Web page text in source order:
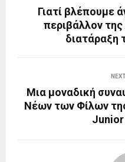
Γιατί βλέπουμε
περιβάλλον
διατάραξη
Μια μοναδική
Νέων των Φίλων
Junior